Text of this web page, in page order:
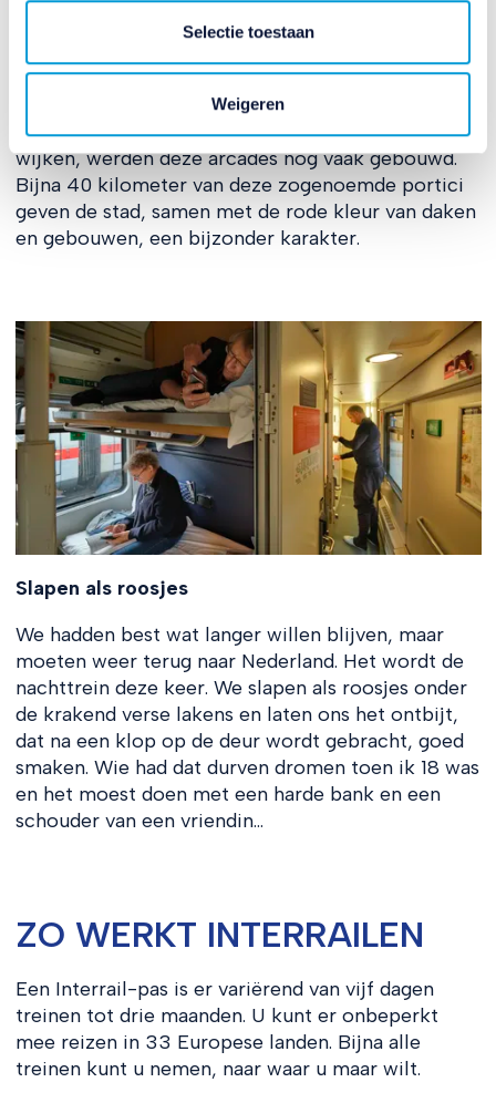
Selectie toestaan
Weigeren
eerste universiteitsstad van Europa, groeide enorm
uit te breiden, dus deden ze het maar erboven,
door extra kamers te bouwen boven de straat,
leunend op pilaren. En ook later, in nieuwere
wijken, werden deze arcades nog vaak gebouwd.
Bijna 40 kilometer van deze zogenoemde portici
geven de stad, samen met de rode kleur van daken
en gebouwen, een bijzonder karakter.
Slapen als roosjes
We hadden best wat langer willen blijven, maar
moeten weer terug naar Nederland. Het wordt de
nachttrein deze keer. We slapen als roosjes onder
de krakend verse lakens en laten ons het ontbijt,
dat na een klop op de deur wordt gebracht, goed
smaken. Wie had dat durven dromen toen ik 18 was
en het moest doen met een harde bank en een
schouder van een vriendin…
ZO WERKT INTERRAILEN
Een Interrail-pas is er variërend van vijf dagen
treinen tot drie maanden. U kunt er onbeperkt
mee reizen in 33 Europese landen. Bijna alle
treinen kunt u nemen, naar waar u maar wilt.